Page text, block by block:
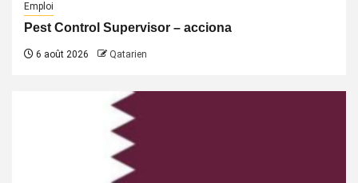
Emploi
Pest Control Supervisor – acciona
6 août 2026 Qatarien